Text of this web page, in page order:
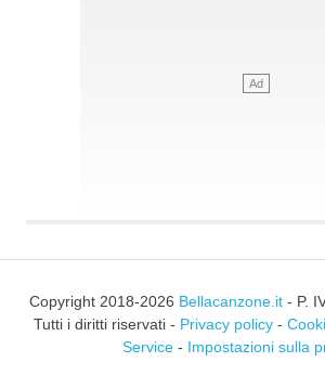
Copyright 2018-2026 Bellacanzone.it- P.
Tutti i diritti riservati - Privacy policy -
Service - Impostazioni sulla